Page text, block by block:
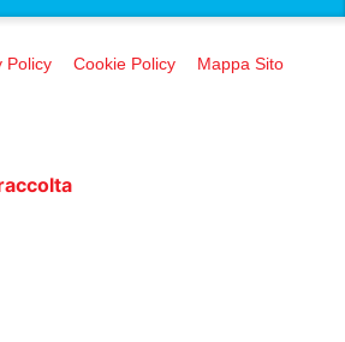
Policy Cookie Policy Mappa Sito
relative alla privacy